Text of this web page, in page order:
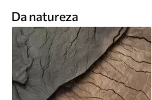
Da natureza